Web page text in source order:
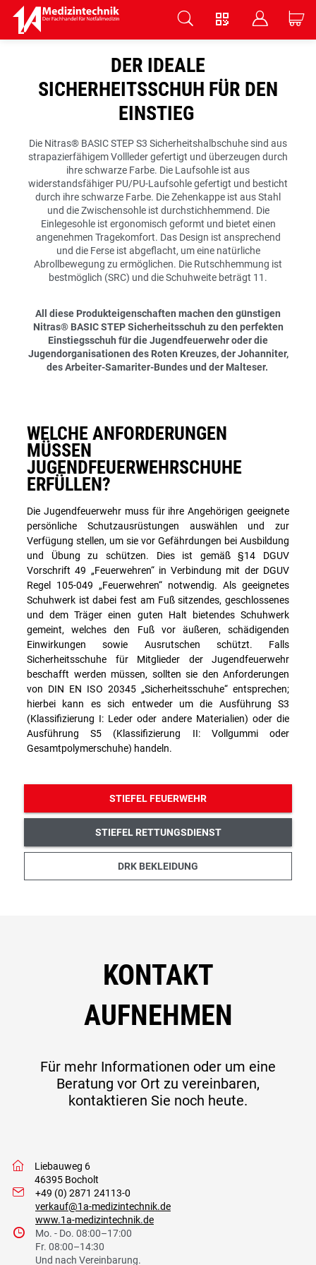
V B C
DER IDEALE
SICHERHEITSSCHUH FÜR DEN
EINSTIEG
Die Nitras® BASIC STEP S3 Sicherheitshalbschuhe sind aus
strapazierfähigem Vollleder gefertigt und überzeugen durch
ihre schwarze Farbe. Die Laufsohle ist aus
widerstandsfähiger PU/PU-Laufsohle gefertigt und besticht
durch ihre schwarze Farbe. Die Zehenkappe ist aus Stahl
und die Zwischensohle ist durchstichhemmend. Die
Einlegesohle ist ergonomisch geformt und bietet einen
angenehmen Tragekomfort. Das Design ist ansprechend
und die Ferse ist abgeflacht, um eine natürliche
Abrollbewegung zu ermöglichen. Die Rutschhemmung ist
bestmöglich (SRC) und die Schuhweite beträgt 11.
All diese Produkteigenschaften machen den günstigen
Nitras® BASIC STEP Sicherheitsschuh zu den perfekten
Einstiegsschuh für die Jugendfeuerwehr oder die
Jugendorganisationen des Roten Kreuzes, der Johanniter,
des Arbeiter-Samariter-Bundes und der Malteser.
WELCHE ANFORDERUNGEN
MÜSSEN
JUGENDFEUERWEHRSCHUHE
ERFÜLLEN?
Die Jugendfeuerwehr muss für ihre Angehörigen geeignete
persönliche Schutzausrüstungen auswählen und zur
Verfügung stellen, um sie vor Gefährdungen bei Ausbildung
und Übung zu schützen. Dies ist gemäß §14 DGUV
Vorschrift 49 „Feuerwehren“ in Verbindung mit der DGUV
Regel 105-049 „Feuerwehren“ notwendig. Als geeignetes
Schuhwerk ist dabei fest am Fuß sitzendes, geschlossenes
und dem Träger einen guten Halt bietendes Schuhwerk
gemeint, welches den Fuß vor äußeren, schädigenden
Einwirkungen sowie Ausrutschen schützt. Falls
Sicherheitsschuhe für Mitglieder der Jugendfeuerwehr
beschafft werden müssen, sollten sie den Anforderungen
von DIN EN ISO 20345 „Sicherheitsschuhe“ entsprechen;
hierbei kann es sich entweder um die Ausführung S3
(Klassifizierung I: Leder oder andere Materialien) oder die
Ausführung S5 (Klassifizierung II: Vollgummi oder
Gesamtpolymerschuhe) handeln.
STIEFEL FEUERWEHR
STIEFEL RETTUNGSDIENST
DRK BEKLEIDUNG
KONTAKT
AUFNEHMEN
Für mehr Informationen oder um eine
Beratung vor Ort zu vereinbaren,
kontaktieren Sie noch heute.
w
Liebauweg 6
46395 Bocholt
I
+49 (0) 2871 24113-0
verkauf@1a-medizintechnik.de
www.1a-medizintechnik.de
9
Mo. - Do. 08:00–17:00
Fr. 08:00–14:30
Und nach Vereinbarung.